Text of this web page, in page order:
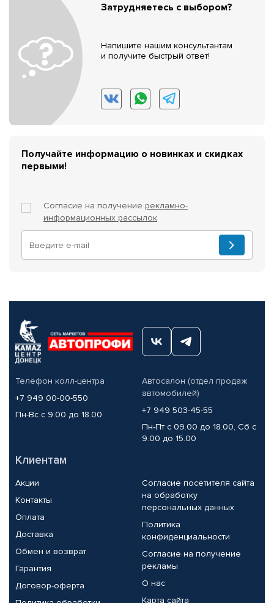
Затрудняетесь с выбором?
Напишите нашим консультантам
и получите быстрый ответ!
Получайте информацию о новинках и скидках
первыми!
Согласие на получение рекламно-
информационных рассылок
Телефон колл-центра
+7 949 00-00-550
Пн-Вс с 9.00 до 18.00
Автосалон (отдел продаж
автомобилей)
+7 949 503-45-55
Пн-Пт с 09.00 до 18.00, Сб с
9.00 до 15.00
Клиентам
Акции
Контакты
Оплата
Доставка
Обмен и возврат
Гарантия
Договор-оферта
Согласие посетителя сайта
на обработку
персональных данных
Политика
конфиденциальности
Согласие на получение
рекламы
О нас
Карта сайта